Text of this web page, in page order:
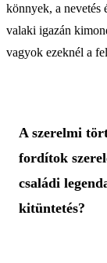
könnyek, a nevetés
valaki igazán
vagyok ezeknél a
A szerelmi
fordítok
családi
kitüntetés?